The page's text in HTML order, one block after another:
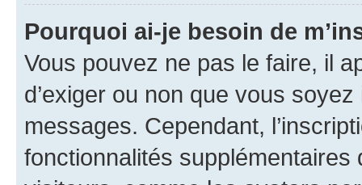
Pourquoi ai-je besoin de
Vous pouvez ne pas le faire, il
d’exiger ou non que vous
messages. Cependant,
fonctionnalités